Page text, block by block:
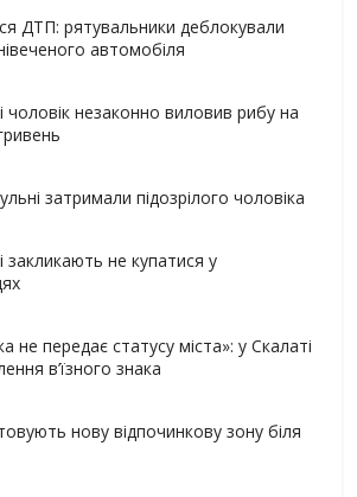
ДТП: рятувальники деблокували
автомобіля
чоловік незаконно виловив рибу на
затримали підозрілого чоловіка
закликають не купатися у
не передає статусу міста»: у Скалаті
в’їзного знака
нову відпочинкову зону біля